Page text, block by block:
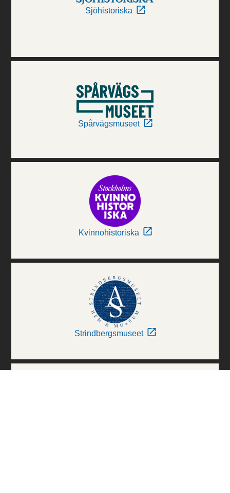
Sjöhistoriska
Spårvägsmuseet
Kvinnohistoriska
Strindbergsmuseet